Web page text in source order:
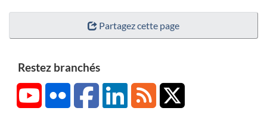
Partagez cette page
Restez branchés
YouTubeFlickr FacebookLinkedInRSS